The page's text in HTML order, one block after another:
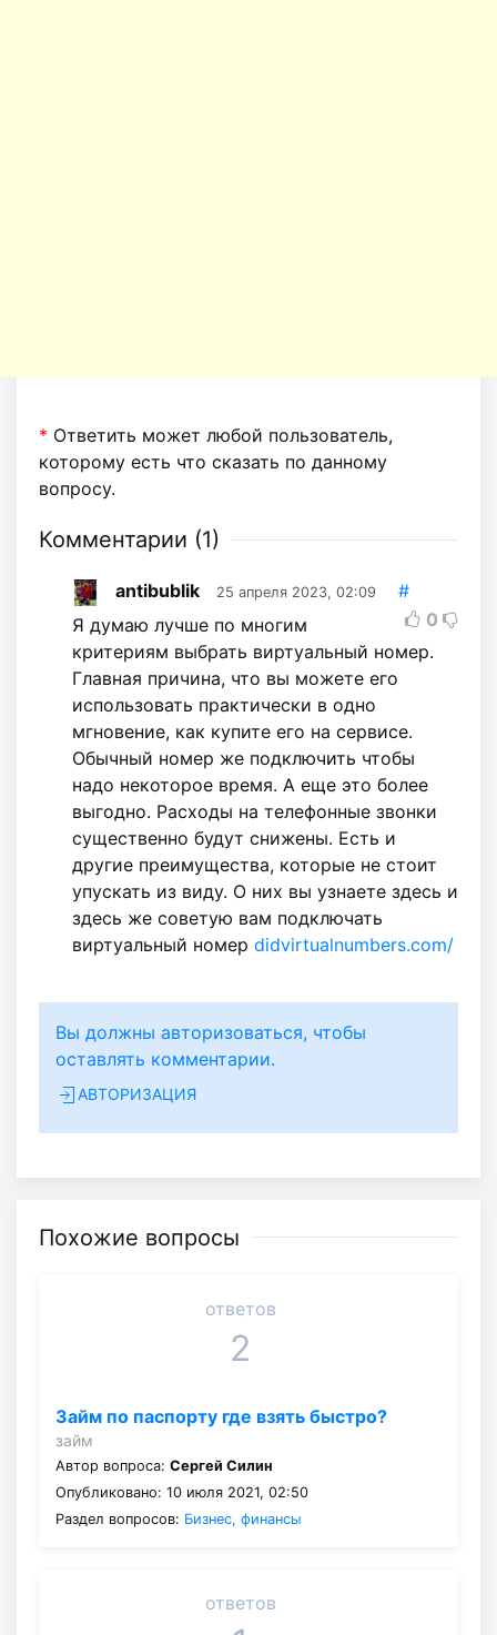
* Ответить может любой пользователь,
которому есть что сказать по данному
вопросу.
Комментарии (1)
antibublik 25 апреля 2023, 02:09
#
0
Я думаю лучше по многим
критериям выбрать виртуальный номер.
Главная причина, что вы можете его
использовать практически в одно
мгновение, как купите его на сервисе.
Обычный номер же подключить чтобы
надо некоторое время. А еще это более
выгодно. Расходы на телефонные звонки
существенно будут снижены. Есть и
другие преимущества, которые не стоит
упускать из виду. О них вы узнаете здесь и
здесь же советую вам подключать
виртуальный номер didvirtualnumbers.com/
Вы должны авторизоваться, чтобы
оставлять комментарии.
АВТОРИЗАЦИЯ
Похожие вопросы
ответов
2
Займ по паспорту где взять быстро?
займ
Автор вопроса: Сергей Силин
Опубликовано: 10 июля 2021, 02:50
Раздел вопросов: Бизнес, финансы
ответов